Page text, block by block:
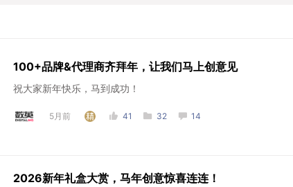
100+品牌&代理商齐拜年，让我们马上创意见
祝大家新年快乐，马到成功！
5月前 41 32 14
2026新年礼盒大赏，马年创意惊喜连连！